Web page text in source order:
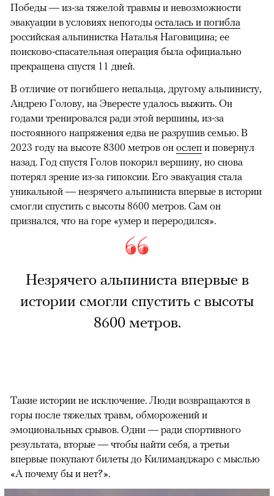
Победы — из-за тяжелой травмы и невозможности
эвакуации в условиях непогоды осталась и погибла
российская альпинистка Наталья Наговицина; ее
поисково-спасательная операция была официально
прекращена спустя 11 дней.
В отличие от погибшего непальца, другому альпинисту,
Андрею Голову, на Эвересте удалось выжить. Он
годами тренировался ради этой вершины, из-за
постоянного напряжения едва не разрушив семью. В
2023 году на высоте 8300 метров он ослеп и повернул
назад. Год спустя Голов покорил вершину, но снова
потерял зрение из-за гипоксии. Его эвакуация стала
уникальной — незрячего альпиниста впервые в истории
смогли спустить с высоты 8600 метров. Сам он
признался, что на горе «умер и переродился».
Незрячего альпиниста впервые в
истории смогли спустить с высоты
8600 метров.
Такие истории не исключение. Люди возвращаются в
горы после тяжелых травм, обморожений и
эмоциональных срывов. Одни — ради спортивного
результата, вторые — чтобы найти себя, а третьи
впервые покупают билеты до Килиманджаро с мыслью
«А почему бы и нет?».